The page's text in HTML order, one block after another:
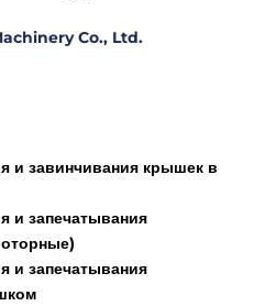
Co., Ltd.
и завинчивания крышек в
и запечатывания
и запечатывания